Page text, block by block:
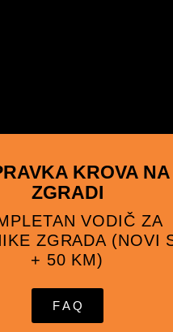
KROVA NA
ZGRADI
VODIČ ZA
ZGRADA (NOVI
+ 50 KM)
F A Q